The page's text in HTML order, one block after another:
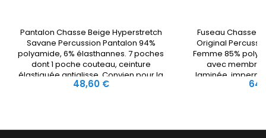
Pantalon Chasse Beige Hyperstretch
Savane Percussion Pantalon 94%
polyamide, 6% élasthannes. 7 poches
dont 1 poche couteau, ceinture
élastiquée antiglisse. Convien pour la
chasse.
Prix
48,60 €
Fuseau Chasse
Original
Femme 85%
avec
laminée,
coutures
couteau. Ceinture
Prix